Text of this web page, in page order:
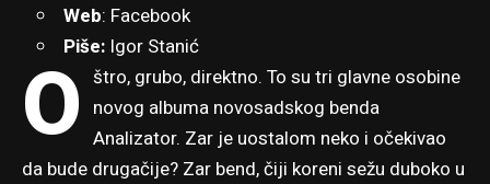
Web: Facebook
Piše: Igor Stanić
O štro, grubo, direktno. To su tri glavne osobine
novog albuma novosadskog benda
Analizator. Zar je uostalom neko i očekivao
da bude drugačije? Zar bend, čiji koreni sežu duboko u